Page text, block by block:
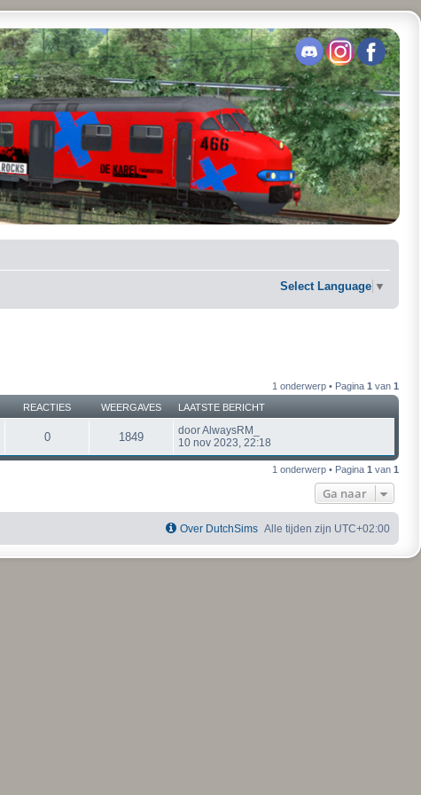
Select Language ▼
1 onderwerp • Pagina 1 van 1
REACTIES WEERGAVES LAATSTE BERICHT
0 1849 doorAlwaysRM_
10 nov 2023, 22:18
1 onderwerp • Pagina 1 van 1
Ga naar
Alle tijden zijn UTC+02:00
Over DutchSims